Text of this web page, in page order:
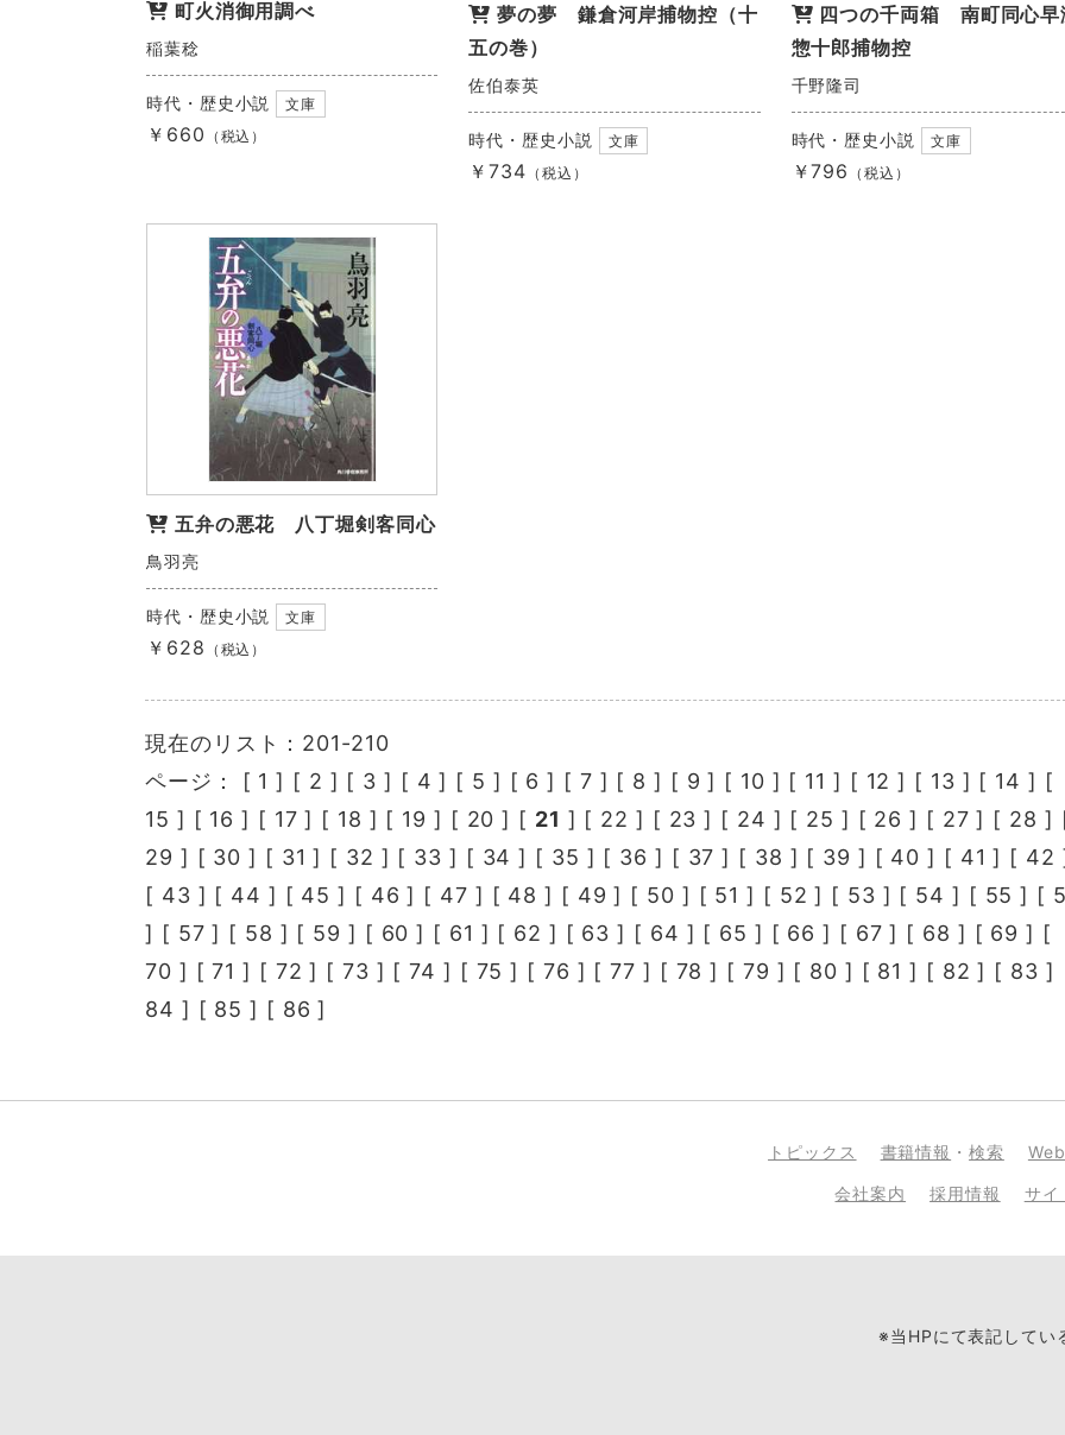
町火消御用調べ
稲葉稔
時代・歴史小説 文庫
￥660 （税込）
夢の夢 鎌倉河岸捕物控（十
五の巻）
佐伯泰英
時代・歴史小説 文庫
￥734 （税込）
四つの千両箱 南町同心早
惣十郎捕物控
千野隆司
時代・歴史小説 文庫
￥796 （税込）
五弁の悪花 八丁堀剣客同心
鳥羽亮
時代・歴史小説 文庫
￥628 （税込）
現在のリスト：201-210
ページ： [ 1 ] [ 2 ] [ 3 ] [ 4 ] [ 5 ] [ 6 ] [ 7 ] [ 8 ] [ 9 ] [ 10 ] [ 11 ] [ 12 ] [ 13 ] [ 14 ] [
15 ] [ 16 ] [ 17 ] [ 18 ] [ 19 ] [ 20 ] [ 21 ] [ 22 ] [ 23 ] [ 24 ] [ 25 ] [ 26 ] [ 27 ] [ 28 ]
29 ] [ 30 ] [ 31 ] [ 32 ] [ 33 ] [ 34 ] [ 35 ] [ 36 ] [ 37 ] [ 38 ] [ 39 ] [ 40 ] [ 41 ] [ 42
[ 43 ] [ 44 ] [ 45 ] [ 46 ] [ 47 ] [ 48 ] [ 49 ] [ 50 ] [ 51 ] [ 52 ] [ 53 ] [ 54 ] [ 55 ] [
] [ 57 ] [ 58 ] [ 59 ] [ 60 ] [ 61 ] [ 62 ] [ 63 ] [ 64 ] [ 65 ] [ 66 ] [ 67 ] [ 68 ] [ 69 ] [
70 ] [71 ] [ 72 ] [ 73 ] [74 ] [ 75 ] [ 76 ] [77 ] [ 78 ] [ 79 ] [ 80 ] [ 81 ] [ 82 ] [ 83 ]
84 ] [ 85 ] [ 86 ]
トピックス 書籍情報 ・検索
会社案内 採用情報 サイ
※当HPにて表記してい